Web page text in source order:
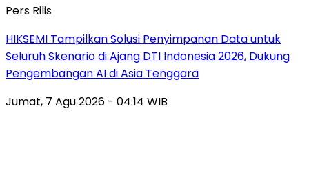
Pers Rilis
HIKSEMI Tampilkan Solusi Penyimpanan Data untuk
Seluruh Skenario di Ajang DTI Indonesia 2026, Dukung
Pengembangan AI di Asia Tenggara
Jumat, 7 Agu 2026 - 04:14 WIB